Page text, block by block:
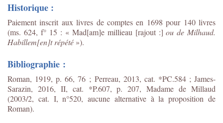
Historique :
Paiement inscrit aux livres de comptes en 1698 pour 140 livres
(ms. 624, f° 15 : « Mad[am]e millieau [rajout :]ou de Milhaud.
Habillem[en]t répété »).
Bibliographie :
Roman, 1919, p. 66, 76 ; Perreau, 2013, cat. *PC.584 ; James-
Sarazin, 2016, II, cat. *P.607, p. 207, Madame de Millaud
(2003/2, cat. I, n°520, aucune alternative à la proposition de
Roman).